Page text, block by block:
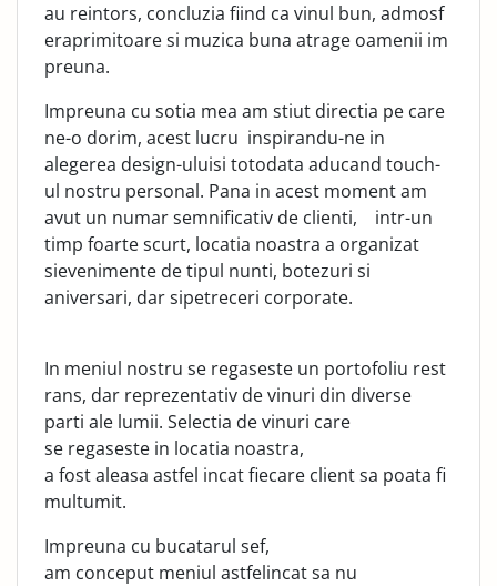
au reintors, concluzia fiind ca vinul bun, admosf
eraprimitoare si muzica buna atrage oamenii im
preuna.
​Impreuna cu sotia mea am stiut directia pe care
ne-o dorim, acest lucru inspirandu-ne in
alegerea design-uluisi totodata aducand touch-
ul nostru personal. Pana in acest moment am
avut un numar semnificativ de clienti, intr-un
timp foarte scurt, locatia noastra a organizat
sievenimente de tipul nunti, botezuri si
aniversari, dar sipetreceri corporate.
In meniul nostru se regaseste un portofoliu rest
rans, dar reprezentativ de vinuri din diverse
parti ale lumii. Selectia de vinuri care
se regaseste in locatia noastra,
a fost aleasa astfel incat fiecare client sa poata fi
multumit.
Impreuna cu bucatarul sef,
am conceput meniul astfelincat sa nu